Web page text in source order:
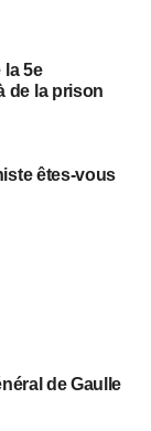
la 5e
de la prison
êtes-vous
de Gaulle